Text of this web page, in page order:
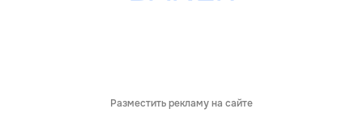
Разместить рекламу на сайте